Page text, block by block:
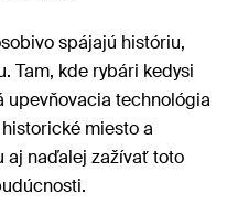
spájajú históriu,
Tam, kde rybári kedysi
upevňovacia technológia
miesto a
aj naďalej zažívať toto